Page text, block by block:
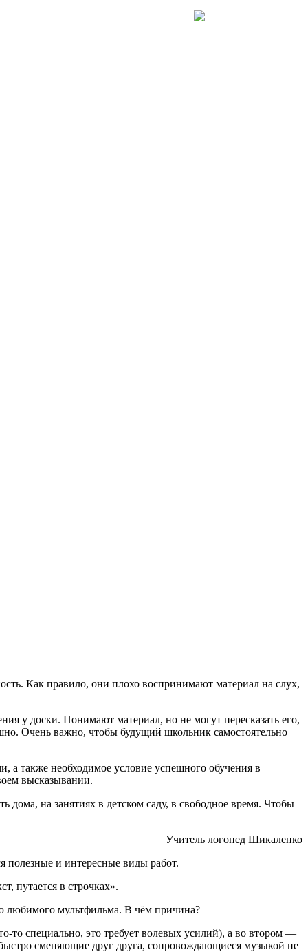
Как правило, они плохо воспринимают материал на слух,
у доски. Понимают материал, но не могут пересказать его,
Очень важно, чтобы будущий школьник самостоятельно
а также необходимое условие успешного обучения в
высказывании.
дома, на занятиях в детском саду, в свободное время. Чтобы
Учитель логопед Шикаленко
полезные и интересные виды работ.
путается в строчках».
любимого мультфильма. В чём причина?
то специально, это требует волевых усилий), а во втором —
сменяющие друг друга, сопровождающиеся музыкой не